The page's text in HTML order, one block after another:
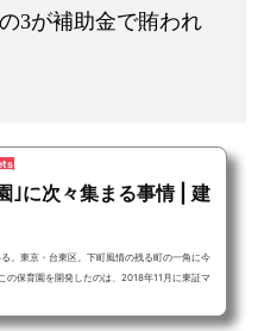
3が補助金で賄われ
｣に次々集まる事情 | 建
。東京・台東区。下町風情の残る町の一角に今
の保育園を開発したのは、2018年11月に東証マ